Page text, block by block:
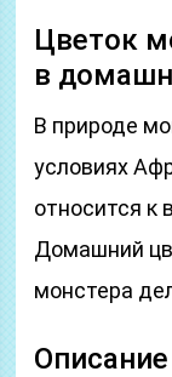
Цветок
в
В природе
условиях
относится к
Домашний
монстера